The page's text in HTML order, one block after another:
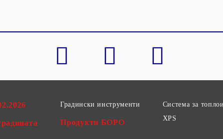
Градински инструменти
Продукти БОРО
Система за
XPS